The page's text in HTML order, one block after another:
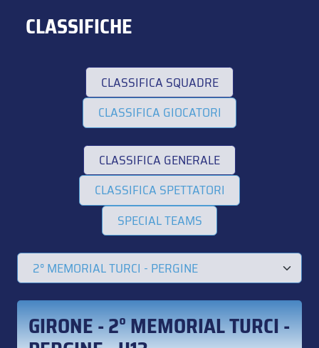
CLASSIFICHE
CLASSIFICA SQUADRE
CLASSIFICA GIOCATORI
CLASSIFICA GENERALE
CLASSIFICA SPETTATORI
SPECIAL TEAMS
GIRONE - 2° MEMORIAL TURCI -